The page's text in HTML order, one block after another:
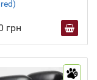
грн
9